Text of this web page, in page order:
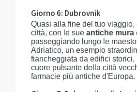
Giorno 6: Dubrovnik
Quasi alla fine del tuo viaggio,
città, con le sue antiche mura
passeggiando lungo le
Adriatico, un esempio
fiancheggiata da edifici storici,
cuore pulsante della città
farmacie più antiche d'Europa.